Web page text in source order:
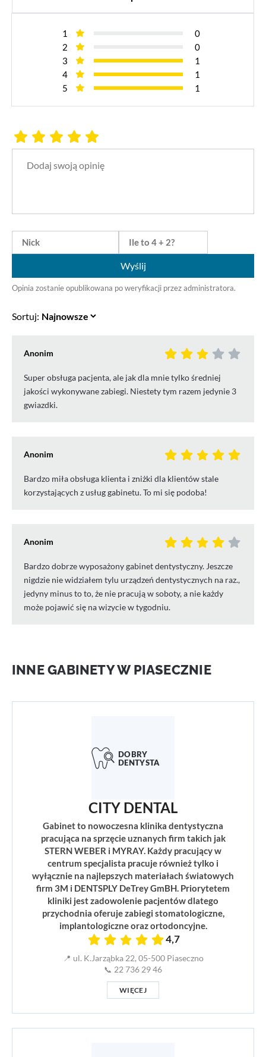
1
0
2
0
3
1
4
1
5
1
Wyślij
Opinia zostanie opublikowana po weryfikacji przez administratora.
Sortuj:
Anonim
Super obsługa pacjenta, ale jak dla mnie tylko średniej
jakości wykonywane zabiegi. Niestety tym razem jedynie 3
gwiazdki.
Anonim
Bardzo miła obsługa klienta i zniżki dla klientów stale
korzystających z usług gabinetu. To mi się podoba!
Anonim
Bardzo dobrze wyposażony gabinet dentystyczny. Jeszcze
nigdzie nie widziałem tylu urządzeń dentystycznych na raz.,
jedyny minus to to, że nie pracują w soboty, a nie każdy
może pojawić się na wizycie w tygodniu.
INNE GABINETY W PIASECZNIE
CITY DENTAL
Gabinet to nowoczesna klinika dentystyczna
pracująca na sprzęcie uznanych firm takich jak
STERN WEBER i MYRAY. Każdy pracujący w
centrum specjalista pracuje również tylko i
wyłącznie na najlepszych materiałach światowych
firm 3M i DENTSPLY DeTrey GmBH. Priorytetem
kliniki jest zadowolenie pacjentów dlatego
przychodnia oferuje zabiegi stomatologiczne,
implantologiczne oraz ortodoncyjne.
4,7
📍 ul. K.Jarząbka 22, 05-500 Piaseczno
📞 22 736 29 46
WIĘCEJ